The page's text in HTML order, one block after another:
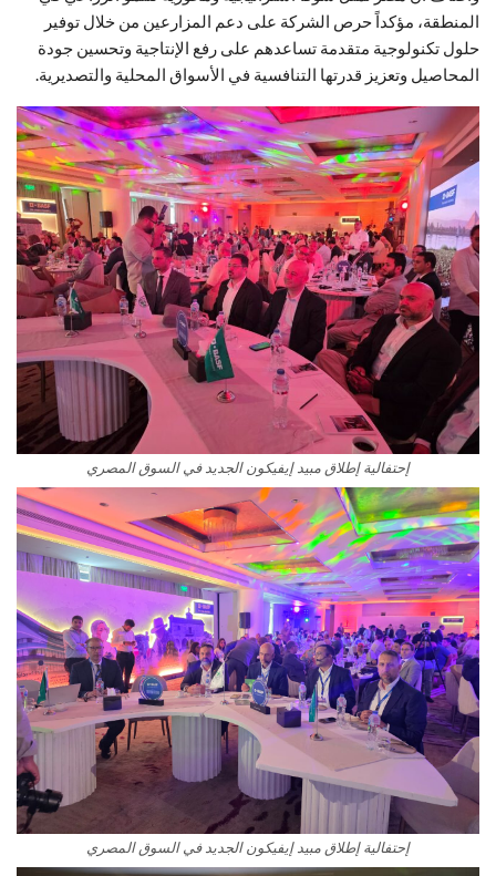
المنطقة، مؤكداً حرص الشركة على دعم المزارعين من خلال توفير
حلول تكنولوجية متقدمة تساعدهم على رفع الإنتاجية وتحسين جودة
المحاصيل وتعزيز قدرتها التنافسية في الأسواق المحلية والتصديرية.
إحتفالية إطلاق مبيد إيفيكون الجديد في السوق المصري
إحتفالية إطلاق مبيد إيفيكون الجديد في السوق المصري